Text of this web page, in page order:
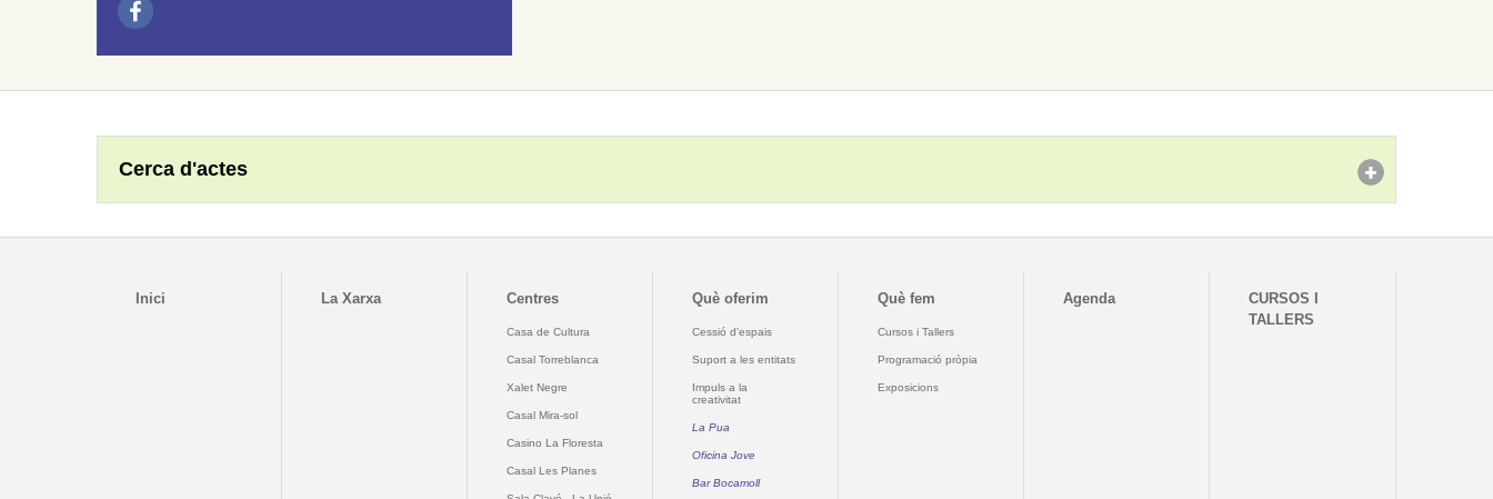
Cerca d'actes
Inici La Xarxa Centres
Casa de Cultura
Casal Torreblanca
Xalet Negre
Casal Mira-sol
Casino La Floresta
Casal Les Planes
Què oferim
Cessió d'espais
Suport a les entitats
Impuls a la
creativitat
La Pua
Oficina Jove
Bar Bocamoll
Què fem
Cursos i Tallers
Programació pròpia
Exposicions
Agenda
CURSOS I
TALLERS